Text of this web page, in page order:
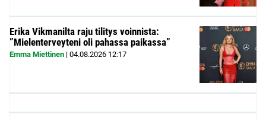
Erika Vikmanilta raju tilitys voinnista:
”Mielenterveyteni oli pahassa paikassa”
Emma Miettinen | 04.08.2026 12:17